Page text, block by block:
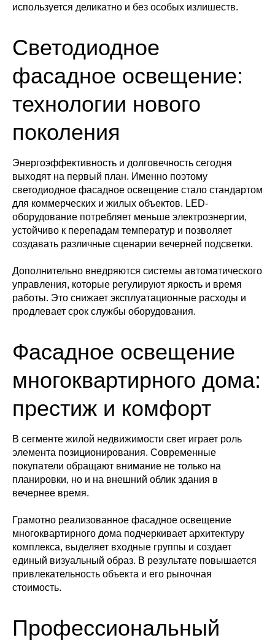
используется деликатно и без особых излишеств.
Светодиодное
фасадное освещение:
технологии нового
поколения
Энергоэффективность и долговечность сегодня
выходят на первый план. Именно поэтому
светодиодное фасадное освещение стало стандартом
для коммерческих и жилых объектов. LED-
оборудование потребляет меньше электроэнергии,
устойчиво к перепадам температур и позволяет
создавать различные сценарии вечерней подсветки.
Дополнительно внедряются системы автоматического
управления, которые регулируют яркость и время
работы. Это снижает эксплуатационные расходы и
продлевает срок службы оборудования.
Фасадное освещение
многоквартирного дома:
престиж и комфорт
В сегменте жилой недвижимости свет играет роль
элемента позиционирования. Современные
покупатели обращают внимание не только на
планировки, но и на внешний облик здания в
вечернее время.
Грамотно реализованное фасадное освещение
многоквартирного дома подчеркивает архитектуру
комплекса, выделяет входные группы и создает
единый визуальный образ. В результате повышается
привлекательность объекта и его рыночная
стоимость.
Профессиональный